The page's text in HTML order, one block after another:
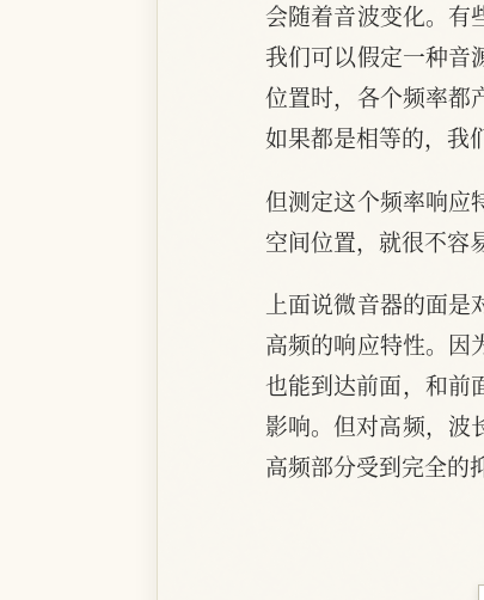
会随着音波变化。有
我们可以假定一种音
位置时，各个频率都
如果都是相等的，我
但测定这个频率响应
空间位置，就很不容
上面说微音器的面
高频的响应特性。因
也能到达前面，和前
影响。但对高频，波
高频部分受到完全的